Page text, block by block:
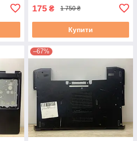
175 ₴ 1 750 ₴
Купити
–67%